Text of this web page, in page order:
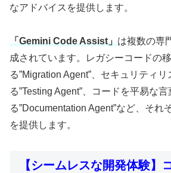
なアドバイスを提供します。
「Gemini Code Assist」 は複数の専
成されています。レガシーコードの
る”Migration Agent”、セキュリティ
る”Testing Agent”、コードを平易な
る”Documentation Agent”など、それ
を提供します。
【シームレスな開発体験】